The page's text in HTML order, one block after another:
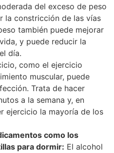
del exceso de peso
la constricción de las vías
también puede mejorar
y puede reducir la
día.
como el ejercicio
muscular, puede
Trata de hacer
a la semana y, en
ejercicio la mayoría de los
como los
para dormir: El alcohol